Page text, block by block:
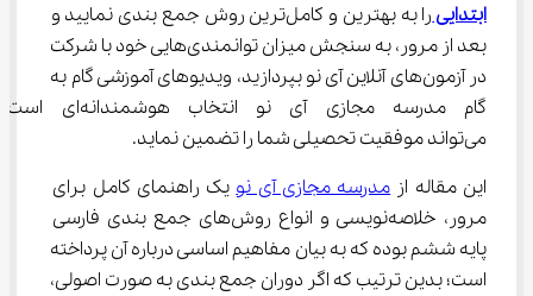
ابتدایی
را به بهترین و کامل‌ترین روش جمع بندی نمایید و
بعد از مرور، به سنجش میزان توانمندی‌هایی خود با شرکت
در آزمون‌های آنلاین آی نو بپردازید، ویدیوهای آموزشی گام به
گام مدرسه مجازی آی نو انتخاب
می‌تواند موفقیت تحصیلی شما را تضمین نماید.
این مقاله از مدرسه مجازی آی نو یک راهنمای کامل برای
مرور، خلاصه‌نویسی و انواع روش‌های جمع بندی فارسی
پایه ششم بوده که به بیان مفاهیم اساسی درباره آن پرداخته
است؛ بدین ترتیب که اگر دوران جمع بندی به صورت اصولی،